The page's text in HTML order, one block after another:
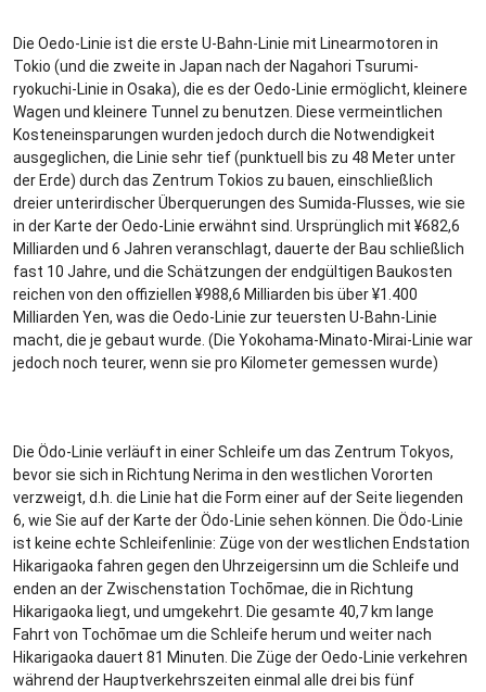
Die Oedo-Linie ist die erste U-Bahn-Linie mit Linearmotoren in
Tokio (und die zweite in Japan nach der Nagahori Tsurumi-
ryokuchi-Linie in Osaka), die es der Oedo-Linie ermöglicht, kleinere
Wagen und kleinere Tunnel zu benutzen. Diese vermeintlichen
Kosteneinsparungen wurden jedoch durch die Notwendigkeit
ausgeglichen, die Linie sehr tief (punktuell bis zu 48 Meter unter
der Erde) durch das Zentrum Tokios zu bauen, einschließlich
dreier unterirdischer Überquerungen des Sumida-Flusses, wie sie
in der Karte der Oedo-Linie erwähnt sind. Ursprünglich mit ¥682,6
Milliarden und 6 Jahren veranschlagt, dauerte der Bau schließlich
fast 10 Jahre, und die Schätzungen der endgültigen Baukosten
reichen von den offiziellen ¥988,6 Milliarden bis über ¥1.400
Milliarden Yen, was die Oedo-Linie zur teuersten U-Bahn-Linie
macht, die je gebaut wurde. (Die Yokohama-Minato-Mirai-Linie war
jedoch noch teurer, wenn sie pro Kilometer gemessen wurde)
Die Ödo-Linie verläuft in einer Schleife um das Zentrum Tokyos,
bevor sie sich in Richtung Nerima in den westlichen Vororten
verzweigt, d.h. die Linie hat die Form einer auf der Seite liegenden
6, wie Sie auf der Karte der Ödo-Linie sehen können. Die Ödo-Linie
ist keine echte Schleifenlinie: Züge von der westlichen Endstation
Hikarigaoka fahren gegen den Uhrzeigersinn um die Schleife und
enden an der Zwischenstation Tochōmae, die in Richtung
Hikarigaoka liegt, und umgekehrt. Die gesamte 40,7 km lange
Fahrt von Tochōmae um die Schleife herum und weiter nach
Hikarigaoka dauert 81 Minuten. Die Züge der Oedo-Linie verkehren
während der Hauptverkehrszeiten einmal alle drei bis fünf